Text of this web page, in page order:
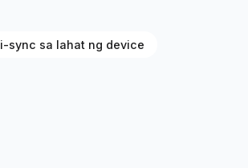
sync sa lahat ng device